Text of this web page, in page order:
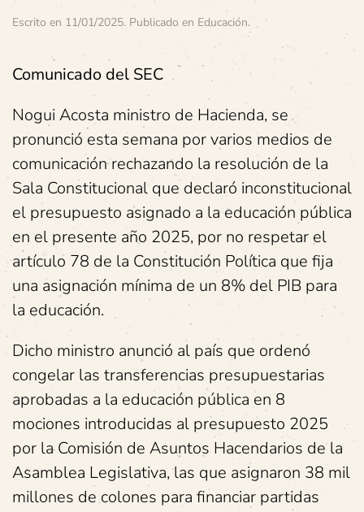
Escrito en 11/01/2025. Publicado en Educación.
Comunicado del SEC
Nogui Acosta ministro de Hacienda, se
pronunció esta semana por varios medios de
comunicación rechazando la resolución de la
Sala Constitucional que declaró inconstitucional
el presupuesto asignado a la educación pública
en el presente año 2025, por no respetar el
artículo 78 de la Constitución Política que fija
una asignación mínima de un 8% del PIB para
la educación.
Dicho ministro anunció al país que ordenó
congelar las transferencias presupuestarias
aprobadas a la educación pública en 8
mociones introducidas al presupuesto 2025
por la Comisión de Asuntos Hacendarios de la
Asamblea Legislativa, las que asignaron 38 mil
millones de colones para financiar partidas